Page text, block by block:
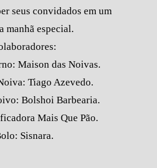
seus convidados em um
manhã especial.
Maison das Noivas.
Tiago Azevedo.
Bolshoi Barbearia.
Mais Que Pão.
Sisnara.